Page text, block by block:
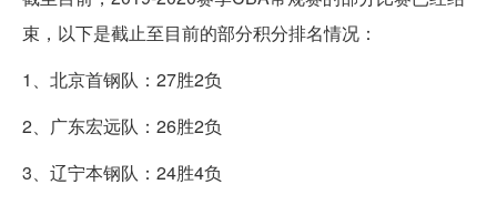
束，以下是截止至目前的部分积分排名情况：
1、北京首钢队：27胜2负
2、广东宏远队：26胜2负
3、辽宁本钢队：24胜4负